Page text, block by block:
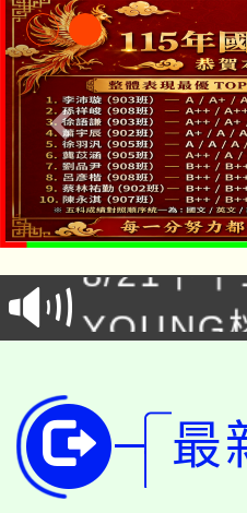
「本色
8/21下
徵才活動
YOUNG
開!
115年桃
田徑場
桃園市
最